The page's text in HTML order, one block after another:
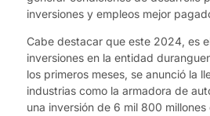
inversiones y empleos mejor
Cabe destacar que este 2024, es
inversiones en la entidad
los primeros meses, se anunció la
industrias como la armadora de
una inversión de 6 mil 800 millones